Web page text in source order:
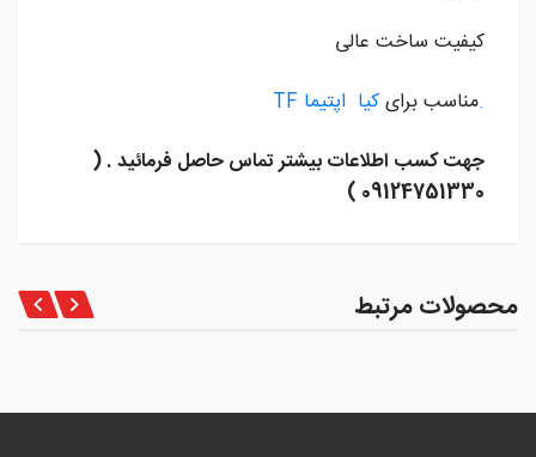
کیفیت ساخت عالی
.مناسب برایکیا اپتیما TF
جهت کسب اطلاعات بیشتر تماس حاصل فرمائید . (
09124751330 )
محصولات مرتبط